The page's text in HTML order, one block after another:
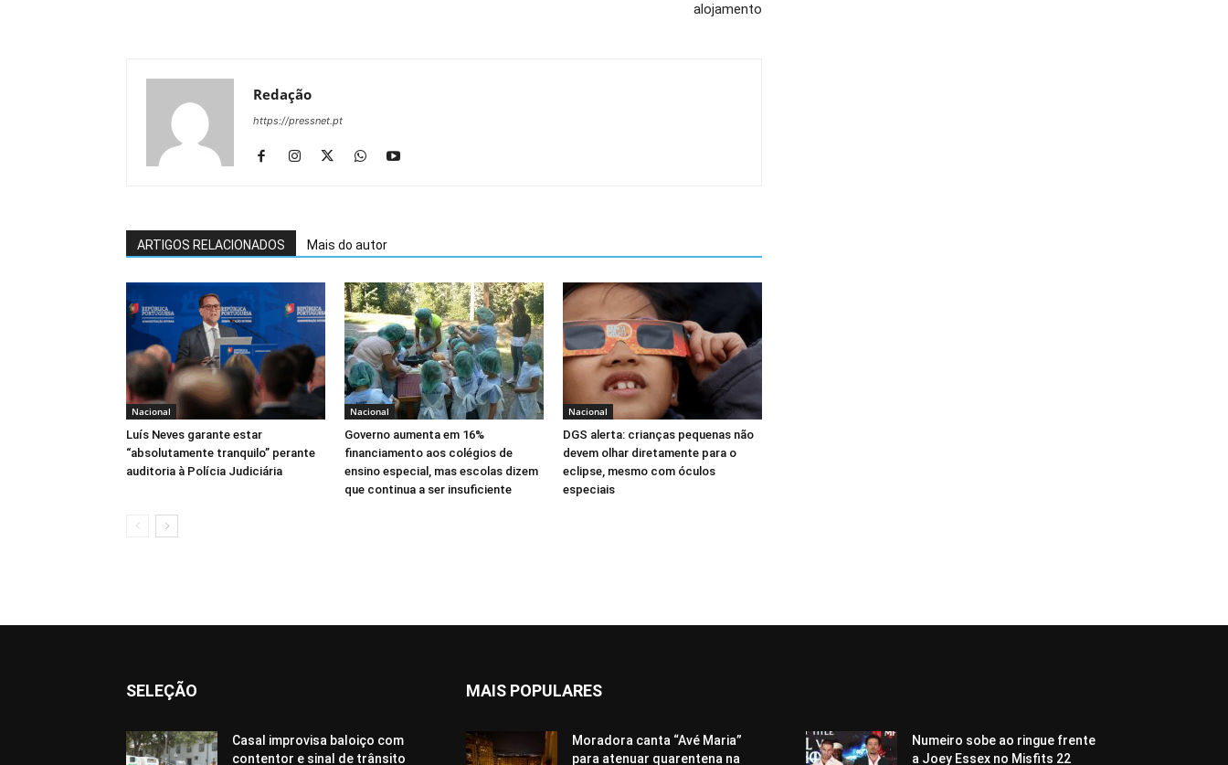
alojamento
Redação
https://pressnet.pt
ARTIGOS RELACIONADOS Mais do autor
Nacional
Luís Neves garante estar
“absolutamente tranquilo” perante
auditoria à Polícia Judiciária
Nacional
Governo aumenta em 16%
financiamento aos colégios de
ensino especial, mas escolas dizem
que continua a ser insuficiente
Nacional
DGS alerta: crianças pequenas não
devem olhar diretamente para o
eclipse, mesmo com óculos
especiais
SELEÇÃO
Casal improvisa baloiço com
contentor e sinal de trânsito
MAIS POPULARES
Moradora canta “Avé Maria”
para atenuar quarentena na
Numeiro sobe ao ringue frente
a Joey Essex no Misfits 22